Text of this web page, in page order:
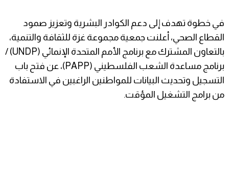
في خطوة تهدف إلى دعم الكوادر البشرية وتعزيز صمود
القطاع الصحي، أعلنت جمعية مجموعة غزة للثقافة والتنمية،
بالتعاون المشترك مع برنامج الأمم المتحدة الإنمائي (UNDP) /
برنامج مساعدة الشعب الفلسطيني (PAPP)، عن فتح باب
التسجيل وتحديث البيانات للمواطنين الراغبين في الاستفادة
من برامج التشغيل المؤقت.